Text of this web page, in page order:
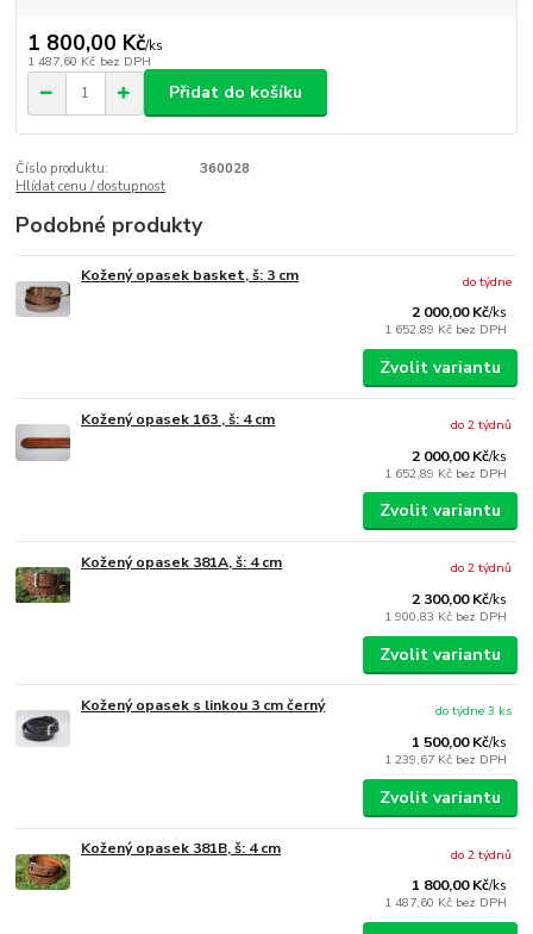
1 800,00 Kč/ks
1 487,60 Kč bez DPH
Přidat do košíku
Číslo produktu:
360028
Hlídat cenu / dostupnost
Podobné produkty
Kožený opasek basket, š: 3 cm
2 000,00 Kč/ks
1 652,89 Kč bez DPH
do týdne
Zvolit variantu
Kožený opasek 163 , š: 4 cm
2 000,00 Kč/ks
1 652,89 Kč bez DPH
do 2 týdnů
Zvolit variantu
Kožený opasek 381A, š: 4 cm
2 300,00 Kč/ks
1 900,83 Kč bez DPH
do 2 týdnů
Zvolit variantu
Kožený opasek s linkou 3 cm černý
1 500,00 Kč/ks
1 239,67 Kč bez DPH
do týdne 3 ks
Zvolit variantu
Kožený opasek 381B, š: 4 cm
1 800,00 Kč/ks
1 487,60 Kč bez DPH
do 2 týdnů